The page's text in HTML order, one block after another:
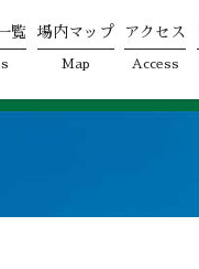
覧 場内マップ
Map
アクセス
Access